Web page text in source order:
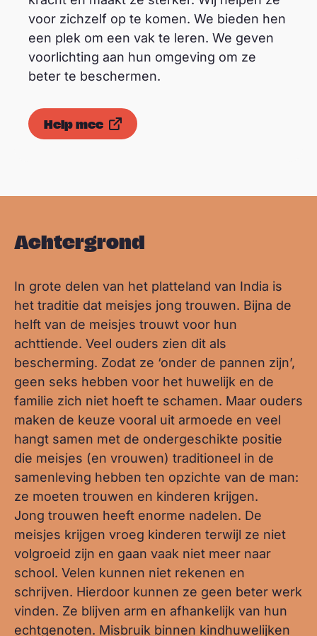
voor zichzelf op te komen. We bieden hen
een plek om een vak te leren. We geven
voorlichting aan hun omgeving om ze
beter te beschermen.
Help mee
Achtergrond
In grote delen van het platteland van India is
het traditie dat meisjes jong trouwen. Bijna de
helft van de meisjes trouwt voor hun
achttiende. Veel ouders zien dit als
bescherming. Zodat ze ‘onder de pannen zijn’,
geen seks hebben voor het huwelijk en de
familie zich niet hoeft te schamen. Maar ouders
maken de keuze vooral uit armoede en veel
hangt samen met de ondergeschikte positie
die meisjes (en vrouwen) traditioneel in de
samenleving hebben ten opzichte van de man:
ze moeten trouwen en kinderen krijgen.
Jong trouwen heeft enorme nadelen. De
meisjes krijgen vroeg kinderen terwijl ze niet
volgroeid zijn en gaan vaak niet meer naar
school. Velen kunnen niet rekenen en
schrijven. Hierdoor kunnen ze geen beter werk
vinden. Ze blijven arm en afhankelijk van hun
echtgenoten. Misbruik binnen kindhuwelijken